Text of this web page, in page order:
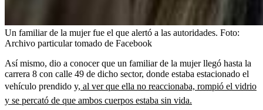
Un familiar de la mujer fue el que alertó a las autoridades. Foto:
Archivo particular tomado de Facebook
Así mismo, dio a conocer que un familiar de la mujer llegó hasta la
carrera 8 con calle 49 de dicho sector, donde estaba estacionado el
vehículo prendido y, al ver que ella no reaccionaba, rompió el vidrio
y se percató de que ambos cuerpos estaba sin vida.